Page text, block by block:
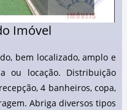
Imóvel
bem localizado, amplo e
ou locação. Distribuição
4 banheiros, copa,
Abriga diversos tipos